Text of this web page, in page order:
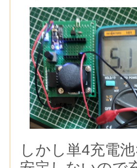
しかし単4充電